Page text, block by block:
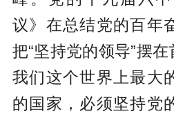
议》在总结党的百年
把“坚持党的领导”摆
我们这个世界上最大
的国家，必须坚持党